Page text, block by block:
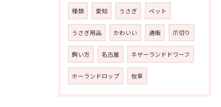
種類 愛知 うさぎ ペット
うさぎ用品 かわいい 通販 爪切り
飼い方 名古屋 ネザーランドドワーフ
ホーランドロップ 牧草